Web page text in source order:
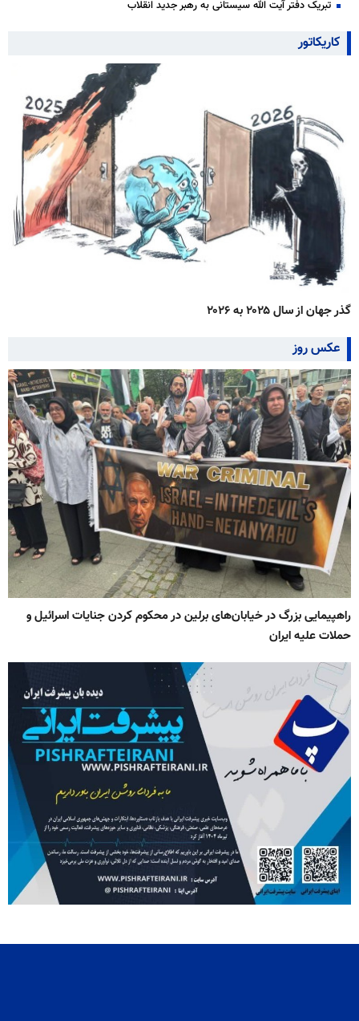
تبریک دفتر آیت الله سیستانی به رهبر جدید انقلاب
کاریکاتور
گذر جهان از سال ۲۰۲۵ به ۲۰۲۶
عکس روز
راهپیمایی بزرگ در خیابان‌های برلین در محکوم کردن جنایات اسرائیل و
حملات علیه ایران